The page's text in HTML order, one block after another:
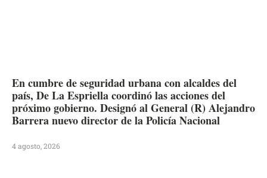
En cumbre de seguridad urbana con alcaldes del
país, De La Espriella coordinó las acciones del
próximo gobierno. Designó al General (R) Alejandro
Barrera nuevo director de la Policía Nacional
4 agosto, 2026